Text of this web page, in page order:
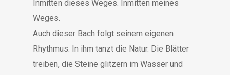
Inmitten dieses Weges. Inmitten meines
Weges.
Auch dieser Bach folgt seinem eigenen
Rhythmus. In ihm tanzt die Natur. Die Blätter
treiben, die Steine glitzern im Wasser und